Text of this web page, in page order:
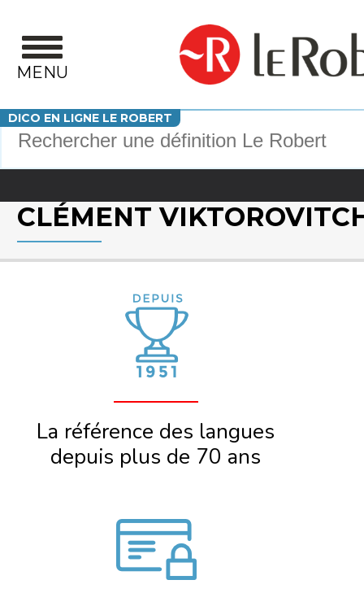
MENU
DICO EN LIGNE LE ROBERT
Votre recherche
CLÉMENT
La référence des langues
depuis plus de 70 ans